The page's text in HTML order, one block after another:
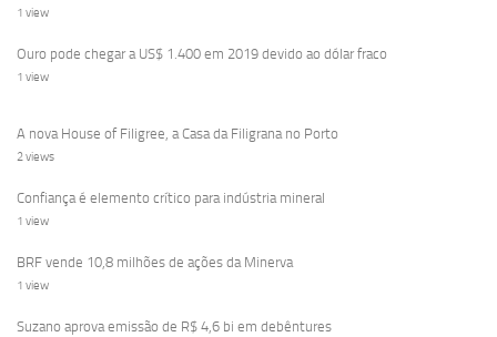
1 view
Ouro pode chegar a US$ 1.400 em 2019 devido ao dólar fraco
1 view
A nova House of Filigree, a Casa da Filigrana no Porto
2 views
Confiança é elemento crítico para indústria mineral
1 view
BRF vende 10,8 milhões de ações da Minerva
1 view
Suzano aprova emissão de R$ 4,6 bi em debêntures